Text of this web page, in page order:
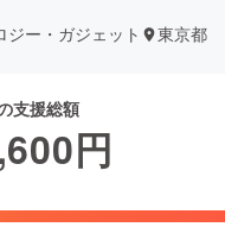
ジー・ガジェット 東京都
支援総額
円